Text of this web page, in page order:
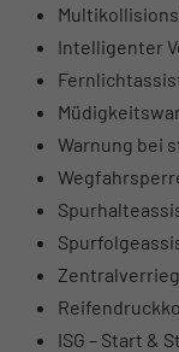
Intelligenter
Warnung bei
ISG – Start &